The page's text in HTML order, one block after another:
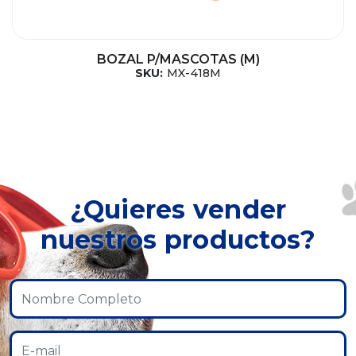
BOZAL P/MASCOTAS (M)
SKU: MX-418M
¿Quieres vender
nuestros productos?